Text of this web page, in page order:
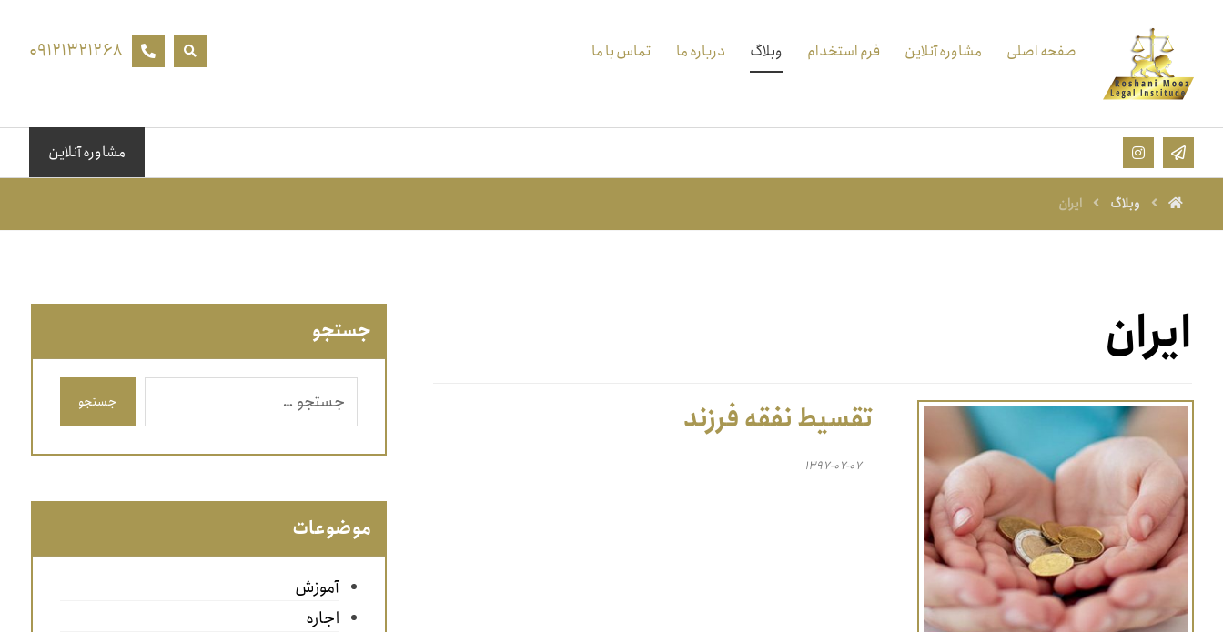
صفحه اصلی مشاوره آنلاین فرم استخدام وبلاگ درباره ما تماس با ما ۰۹۱۲۱۳۲۱۲۶۸
مشاوره آنلاین
وبلاگ ایران
ایران
تقسیط نفقه فرزند
۱۳۹۷-۰۷-۰۷
جستجو
جستجو
موضوعات
آموزش
اجاره